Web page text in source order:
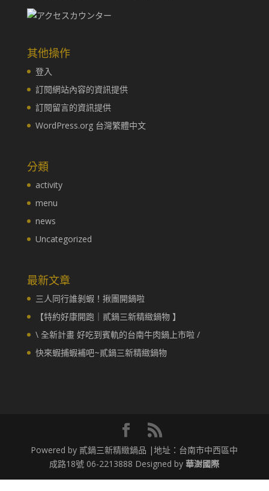
其他操作
登入
訂閱網站內容的資訊提供
訂閱留言的資訊提供
WordPress.org 台灣繁體中文
分類
activity
menu
news
Uncategorized
最新文章
三人同行誰剝蝦！揪團開鍋啦
【特約好康開跑｜貳鍋三新精緻鍋物 】
\ 全新計畫 好吃到賓軌的台南牛肉鍋上市啦 /
快來蝦捕蝦補吧~貳鍋三新精緻鍋物
Powered by 貳鍋三新精緻鍋品 |地址：台南市中西區中
成路18號 06-2213888 Designed by華澍國際